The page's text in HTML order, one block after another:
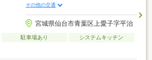
その他の交通
宮城県仙台市青葉区上愛子字平治
駐車場あり
システムキッチン